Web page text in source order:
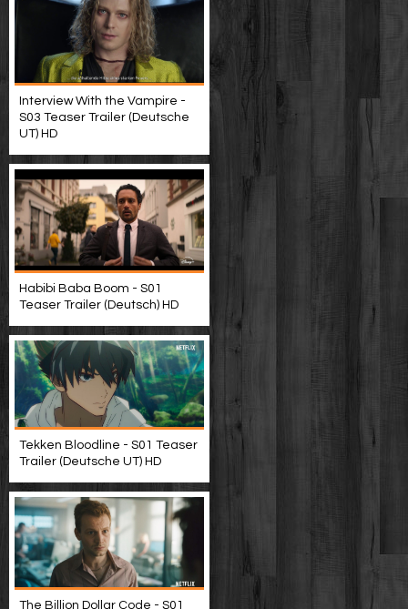
Interview With the Vampire -
S03 Teaser Trailer (Deutsche
UT) HD
Habibi Baba Boom - S01
Teaser Trailer (Deutsch) HD
Tekken Bloodline - S01 Teaser
Trailer (Deutsche UT) HD
The Billion Dollar Code - S01